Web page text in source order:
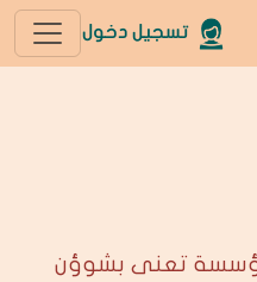
تسجيل دخول
مؤسسة تعنى بشوؤن